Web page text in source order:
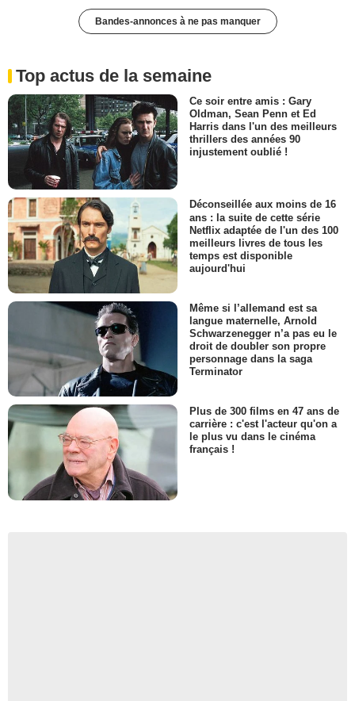
Bandes-annonces à ne pas manquer
Top actus de la semaine
Ce soir entre amis : Gary
Oldman, Sean Penn et Ed
Harris dans l'un des meilleurs
thrillers des années 90
injustement oublié !
Déconseillée aux moins de 16
ans : la suite de cette série
Netflix adaptée de l'un des 100
meilleurs livres de tous les
temps est disponible
aujourd'hui
Même si l’allemand est sa
langue maternelle, Arnold
Schwarzenegger n’a pas eu le
droit de doubler son propre
personnage dans la saga
Terminator
Plus de 300 films en 47 ans de
carrière : c'est l'acteur qu'on a
le plus vu dans le cinéma
français !